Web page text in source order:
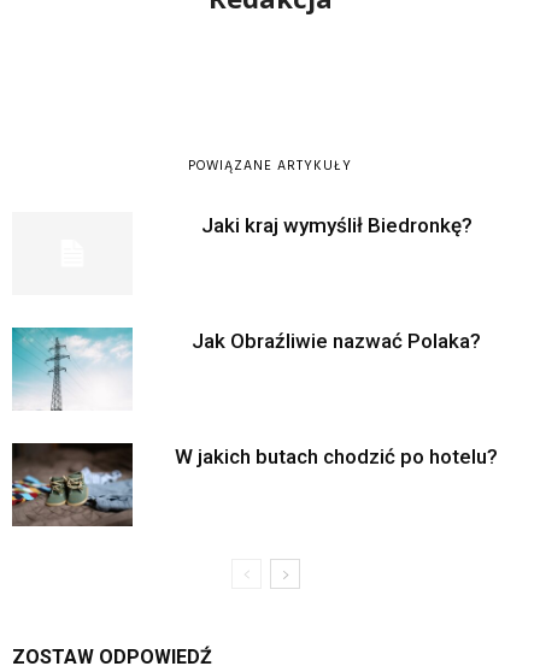
POWIĄZANE ARTYKUŁY
Jaki kraj wymyślił Biedronkę?
Jak Obraźliwie nazwać Polaka?
W jakich butach chodzić po hotelu?
ZOSTAW ODPOWIEDŹ